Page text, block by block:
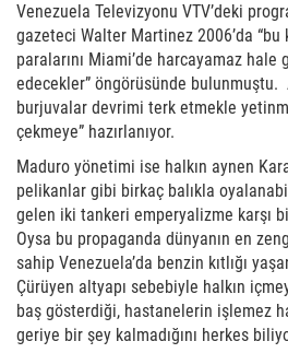
Venezuela Televizyonu VTV’deki
gazeteci Walter Martinez 2006’da “bu
paralarını Miami’de harcayamaz
edecekler” öngörüsünde bulunmuştu.
burjuvalar devrimi terk etmekle
çekmeye” hazırlanıyor.
Maduro yönetimi ise halkın aynen
pelikanlar gibi birkaç balıkla
gelen iki tankeri emperyalizme karşı
Oysa bu propaganda dünyanın en
sahip Venezuela’da benzin kıtlığı
Çürüyen altyapı sebebiyle halkın
baş gösterdiği, hastanelerin işlemez
geriye bir şey kalmadığını herkes